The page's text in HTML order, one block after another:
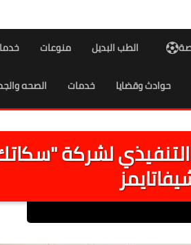
الطب البديل منوعات
حوادث وقضايا خدمات الصحه
لشركة